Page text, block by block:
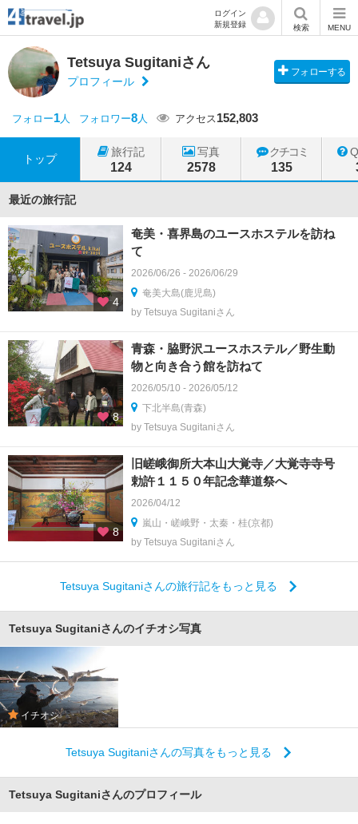
ログイン
新規登録
検索 MENU
Tetsuya Sugitaniさん
プロフィール
フォローする
フォロー1人 フォロワー8人 アクセス152,803
トップ
旅行記
124
写真
2578
クチコミ
135
最近の旅行記
4
奄美・喜界島のユースホステルを訪ね
て
2026/06/26 - 2026/06/29
奄美大島(鹿児島)
by Tetsuya Sugitaniさん
8
青森・脇野沢ユースホステル／野生動
物と向き合う館を訪ねて
2026/05/10 - 2026/05/12
下北半島(青森)
by Tetsuya Sugitaniさん
8
旧嵯峨御所大本山大覚寺／大覚寺寺号
勅許１１５０年記念華道祭へ
2026/04/12
嵐山・嵯峨野・太秦・桂(京都)
by Tetsuya Sugitaniさん
Tetsuya Sugitaniさんの旅行記をもっと見る
Tetsuya Sugitaniさんのイチオシ写真
イチオシ
Tetsuya Sugitaniさんの写真をもっと見る
Tetsuya Sugitaniさんのプロフィール